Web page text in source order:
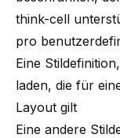
think-cell
pro
Eine
laden, die für
Layout gilt
Eine andere